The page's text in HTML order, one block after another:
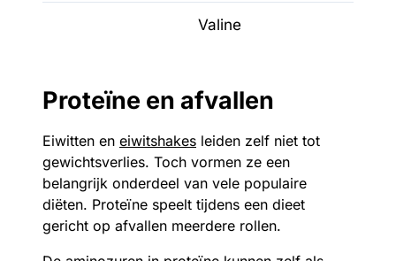
Valine
Proteïne en afvallen
Eiwitten en eiwitshakes leiden zelf niet tot
gewichtsverlies. Toch vormen ze een
belangrijk onderdeel van vele populaire
diëten. Proteïne speelt tijdens een dieet
gericht op afvallen meerdere rollen.